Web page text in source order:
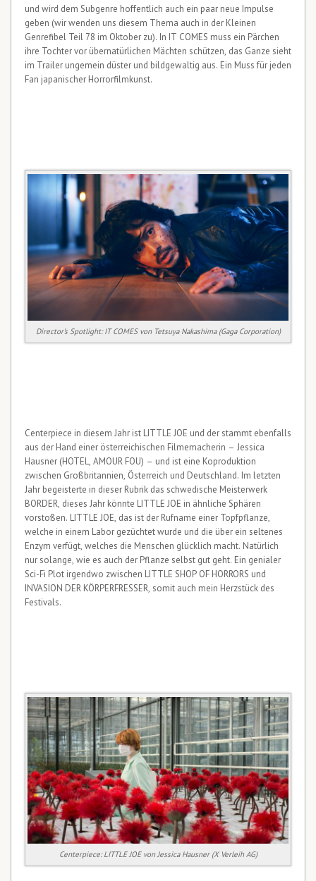
und wird dem Subgenre hoffentlich auch ein paar neue Impulse
geben (wir wenden uns diesem Thema auch in der Kleinen
Genrefibel Teil 78 im Oktober zu). In IT COMES muss ein Pärchen
ihre Tochter vor übernatürlichen Mächten schützen, das Ganze sieht
im Trailer ungemein düster und bildgewaltig aus. Ein Muss für jeden
Fan japanischer Horrorfilmkunst.
Director’s Spotlight: IT COMES von Tetsuya Nakashima (Gaga Corporation)
Centerpiece in diesem Jahr ist LITTLE JOE und der stammt ebenfalls
aus der Hand einer österreichischen Filmemacherin – Jessica
Hausner (HOTEL, AMOUR FOU) – und ist eine Koproduktion
zwischen Großbritannien, Österreich und Deutschland. Im letzten
Jahr begeisterte in dieser Rubrik das schwedische Meisterwerk
BORDER, dieses Jahr könnte LITTLE JOE in ähnliche Sphären
vorstoßen. LITTLE JOE, das ist der Rufname einer Topfpflanze,
welche in einem Labor gezüchtet wurde und die über ein seltenes
Enzym verfügt, welches die Menschen glücklich macht. Natürlich
nur solange, wie es auch der Pflanze selbst gut geht. Ein genialer
Sci-Fi Plot irgendwo zwischen LITTLE SHOP OF HORRORS und
INVASION DER KÖRPERFRESSER, somit auch mein Herzstück des
Festivals.
Centerpiece: LITTLE JOE von Jessica Hausner (X Verleih AG)